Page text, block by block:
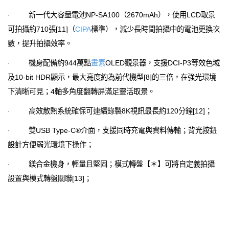
· 新一代大容量電池NP-SA100（2670mAh），使用LCD取景
可拍攝約710張[11]（CIPA標準），減少長時間拍攝中的電池更換次
數，提升拍攝效率。
· 機身配備約944萬點畫素OLED觀景器，支援DCI-P3等效色域
及10-bit HDR顯示，最大亮度約為前代機型[8]的三倍，在強光環境
下清晰可見；4軸多角度翻轉屏滿足靈活取景。
· 高效散熱系統確保可連續錄製8K視訊最長約120分鐘[12]；
· 雙USB Type-C®介面，支援同時充電與資料傳輸；背光按鈕
設計方便弱光環境下操作；
· 鎂合金機身，輕量且堅固；模式轉盤【＊】可將自定義拍攝
設置與模式轉盤關聯[13]；